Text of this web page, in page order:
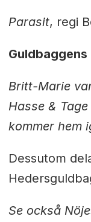
Parasit, regi
Britt-Marie
Hasse &
kommer hem
Dessutom
Se också